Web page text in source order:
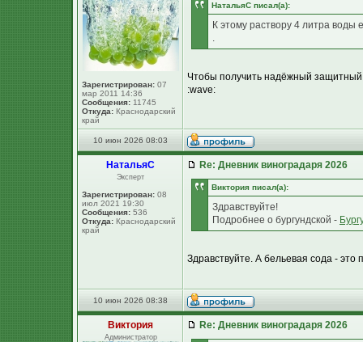
Зарегистрирован: 07
мар 2011 14:36
Сообщения: 11745
Откуда: Краснодарский
край
НатальяС писал(а):
К этому раствору 4 литра
.
Чтобы получить надёжный защитный
:wave:
10 июн 2026 08:03
НатальяС
Эксперт
Зарегистрирован: 08
июл 2021 19:30
Сообщения: 536
Откуда: Краснодарский
край
Re: Дневник виноградаря 2026
Виктория писал(а):
Здравствуйте!
Подробнее о бургундской -
Здравствуйте. А бельевая сода - это
10 июн 2026 08:38
Виктория
Администратор
Re: Дневник виноградаря 2026